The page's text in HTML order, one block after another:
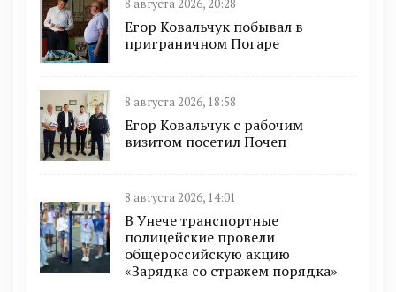
8 августа 2026, 20:28
Егор Ковальчук побывал в
приграничном Погаре
8 августа 2026, 18:58
Егор Ковальчук с рабочим
визитом посетил Почеп
8 августа 2026, 14:01
В Унече транспортные
полицейские провели
общероссийскую акцию
«Зарядка со стражем порядка»